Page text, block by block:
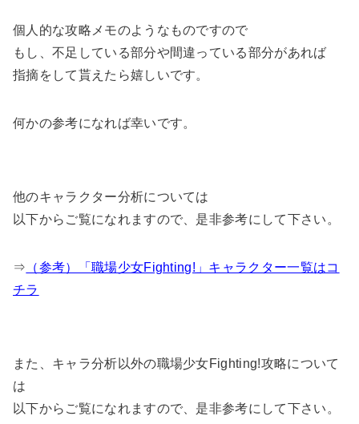
個人的な攻略メモのようなものですので
もし、不足している部分や間違っている部分があれば
指摘をして貰えたら嬉しいです。
何かの参考になれば幸いです。
他のキャラクター分析については
以下からご覧になれますので、是非参考にして下さい。
⇒ （参考）「職場少女Fighting!」キャラクター一覧はコ
チラ
また、キャラ分析以外の職場少女Fighting!攻略について
は
以下からご覧になれますので、是非参考にして下さい。